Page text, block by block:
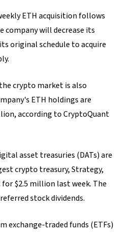
ETH acquisition follows
will decrease its
original schedule to acquire
crypto market is also
ETH holdings are
according to CryptoQuant
asset treasuries (DATs) are
crypto treasury, Strategy,
$2.5 million last week. The
stock dividends.
exchange-traded funds (ETFs)